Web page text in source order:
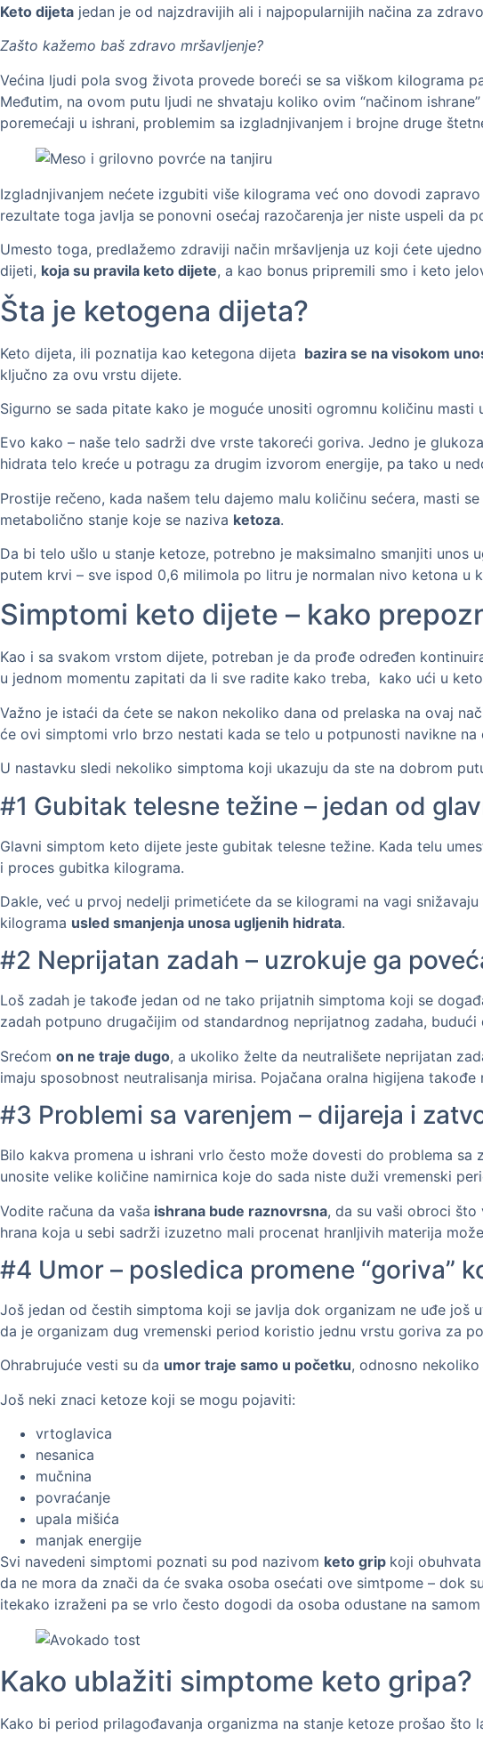
Keto dijeta jedan je od najzdravijih ali i najpopularnijih načina za
Zašto kažemo baš zdravo mršavljenje?
Većina ljudi pola svog života provede boreći se sa viškom kilograma
Međutim, na ovom putu ljudi ne shvataju koliko ovim “načinom
poremećaji u ishrani, problemim sa izgladnjivanjem i brojne druge
Izgladnjivanjem nećete izgubiti više kilograma već ono dovodi
rezultate toga javlja se ponovni osećaj razočarenja jer niste uspeli da
Umesto toga, predlažemo zdraviji način mršavljenja uz koji ćete
dijeti, koja su pravila keto dijete, a kao bonus pripremili smo i keto
Šta je ketogena dijeta?
Keto dijeta, ili poznatija kao ketegona dijeta bazira se na visokom
ključno za ovu vrstu dijete.
Sigurno se sada pitate kako je moguće unositi ogromnu količinu masti
Evo kako – naše telo sadrži dve vrste takoreći goriva. Jedno je
hidrata telo kreće u potragu za drugim izvorom energije, pa tako u
Prostije rečeno, kada našem telu dajemo malu količinu sećera, masti
metabolično stanje koje se naziva ketoza.
Da bi telo ušlo u stanje ketoze, potrebno je maksimalno smanjiti
putem krvi – sve ispod 0,6 milimola po litru je normalan nivo ketona u
Simptomi keto dijete – kako
Kao i sa svakom vrstom dijete, potreban je da prođe određen
u jednom momentu zapitati da li sve radite kako treba, kako ući u
Važno je istaći da ćete se nakon nekoliko dana od prelaska na ovaj
će ovi simptomi vrlo brzo nestati kada se telo u potpunosti navikne na
U nastavku sledi nekoliko simptoma koji ukazuju da ste na dobrom
#1 Gubitak telesne težine – jedan od
Glavni simptom keto dijete jeste gubitak telesne težine. Kada telu
i proces gubitka kilograma.
Dakle, već u prvoj nedelji primetićete da se kilogrami na vagi
kilograma usled smanjenja unosa ugljenih hidrata.
#2 Neprijatan zadah – uzrokuje ga
Loš zadah je takođe jedan od ne tako prijatnih simptoma koji se
zadah potpuno drugačijim od standardnog neprijatnog zadaha,
Srećom on ne traje dugo, a ukoliko želte da neutrališete neprijatan
imaju sposobnost neutralisanja mirisa. Pojačana oralna higijena
#3 Problemi sa varenjem – dijareja i
Bilo kakva promena u ishrani vrlo često može dovesti do problema
unosite velike količine namirnica koje do sada niste duži vremenski
Vodite računa da vaša ishrana bude raznovrsna, da su vaši obroci
hrana koja u sebi sadrži izuzetno mali procenat hranljivih materija
#4 Umor – posledica promene “goriva”
Još jedan od čestih simptoma koji se javlja dok organizam ne uđe
da je organizam dug vremenski period koristio jednu vrstu goriva za
Ohrabrujuće vesti su da umor traje samo u početku, odnosno
Još neki znaci ketoze koji se mogu pojaviti:
vrtoglavica
nesanica
mučnina
povraćanje
upala mišića
manjak energije
Svi navedeni simptomi poznati su pod nazivom keto grip koji
da ne mora da znači da će svaka osoba osećati ove simtpome –
itekako izraženi pa se vrlo često dogodi da osoba odustane na
Kako ublažiti simptome keto gripa?
Kako bi period prilagođavanja organizma na stanje ketoze prošao